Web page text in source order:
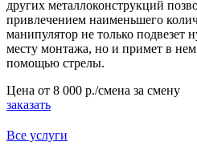
других металлоконструкций
привлечением наименьшего
манипулятор не только
месту монтажа, но и примет в нем
помощью стрелы.
Цена от 8 000 р./смена за смену
заказать
Все услуги